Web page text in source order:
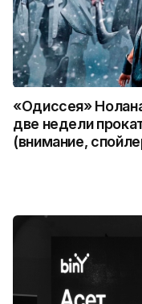
«Одиссея»
две недели
(внимание,